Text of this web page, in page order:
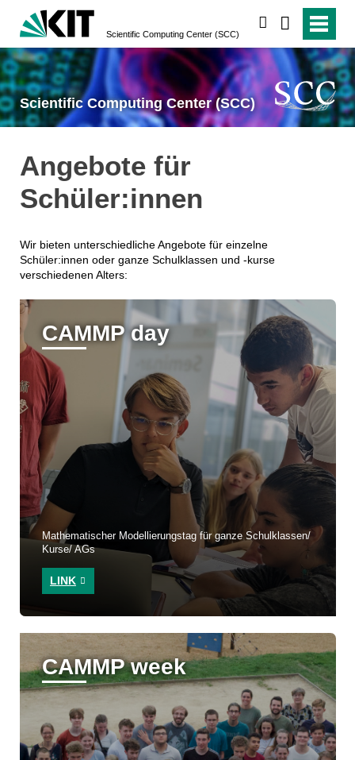
Scientific Computing Center (SCC)
Scientific Computing Center (SCC)
Angebote für
Schüler:innen
Wir bieten unterschiedliche Angebote für einzelne
Schüler:innen oder ganze Schulklassen und -kurse
verschiedenen Alters:
CAMMP day
Mathematischer Modellierungstag für ganze Schulklassen/
Kurse/ AGs
LINK
CAMMP week